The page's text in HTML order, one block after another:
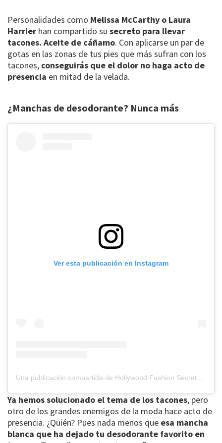
Personalidades como Melissa McCarthy o Laura
Harrier han compartido su secreto para llevar
tacones. Aceite de cáñamo. Con aplicarse un par de
gotas en las zonas de tus pies que más sufran con los
tacones, conseguirás que el dolor no haga acto de
presencia en mitad de la velada.
¿Manchas de desodorante? Nunca más
Ver esta publicación en Instagram
Una publicación compartida de Hollywood Fashion Secrets (@_hollywoodfashionsecrets)
Ya hemos solucionado el tema de los tacones, pero
otro de los grandes enemigos de la moda hace acto de
presencia. ¿Quién? Pues nada menos que esa mancha
blanca que ha dejado tu desodorante favorito en